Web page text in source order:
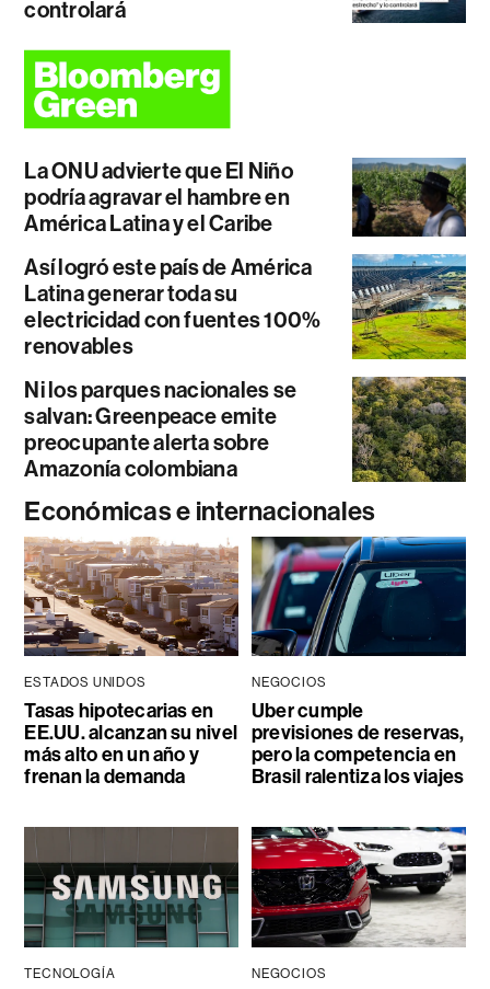
controlará
La ONU advierte que El Niño
podría agravar el hambre en
América Latina y el Caribe
Así logró este país de América
Latina generar toda su
electricidad con fuentes 100%
renovables
Ni los parques nacionales se
salvan: Greenpeace emite
preocupante alerta sobre
Amazonía colombiana
Económicas e internacionales
ESTADOS UNIDOS
Tasas hipotecarias en
EE.UU. alcanzan su nivel
más alto en un año y
frenan la demanda
NEGOCIOS
Uber cumple
previsiones de reservas,
pero la competencia en
Brasil ralentiza los viajes
TECNOLOGÍA NEGOCIOS